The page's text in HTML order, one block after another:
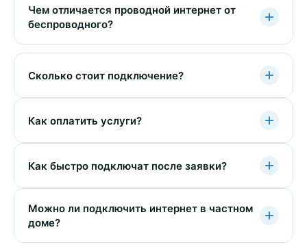
Чем отличается проводной интернет от
беспроводного?
Сколько стоит подключение?
Как оплатить услуги?
Как быстро подключат после заявки?
Можно ли подключить интернет в частном
доме?